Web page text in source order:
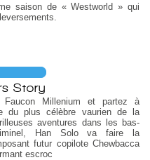
saison de « Westworld » qui
Story
Millenium et partez à
du plus célèbre vaurien de la
aventures dans les bas-
Han Solo va faire la
futur copilote Chewbacca
escroc